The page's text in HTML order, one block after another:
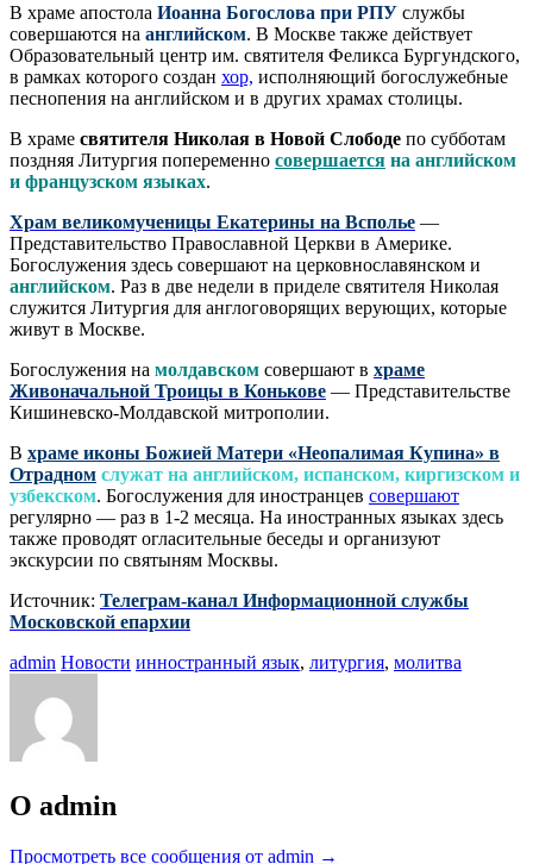
В храме апостола Иоанна Богослова при РПУ службы
совершаются на английском. В Москве также действует
Образовательный центр им. святителя Феликса Бургундского,
в рамках которого создан хор, исполняющий богослужебные
песнопения на английском и в других храмах столицы.
В храме святителя Николая в Новой Слободе по субботам
поздняя Литургия попеременно совершается на английском
и французском языках.
Храм великомученицы Екатерины на Всполье —
Представительство Православной Церкви в Америке.
Богослужения здесь совершают на церковнославянском и
английском. Раз в две недели в приделе святителя Николая
служится Литургия для англоговорящих верующих, которые
живут в Москве.
Богослужения на молдавском совершают в храме
Живоначальной Троицы в Конькове — Представительстве
Кишиневско-Молдавской митрополии.
В храме иконы Божией Матери «Неопалимая Купина» в
Отрадном служат на английском, испанском, киргизском и
узбекском. Богослужения для иностранцев совершают
регулярно — раз в 1-2 месяца. На иностранных языках здесь
также проводят огласительные беседы и организуют
экскурсии по святыням Москвы.
Источник: Телеграм-канал Информационной службы
Московской епархии
admin Новости инностранный язык, литургия, молитва
О admin
Просмотреть все сообщения от admin →